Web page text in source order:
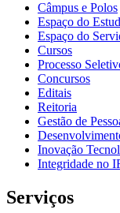
Câmpus e Polos
Espaço do
Espaço do
Cursos
Processo
Concursos
Editais
Reitoria
Gestão de
Inovação
Integridade no
Serviços